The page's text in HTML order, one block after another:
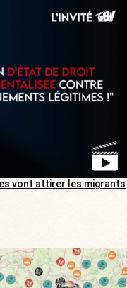
vont attirer les migrants